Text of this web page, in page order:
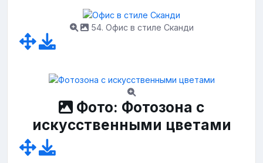
54. Офис в стиле Сканди
Фото: Фотозона с
искусственными цветами